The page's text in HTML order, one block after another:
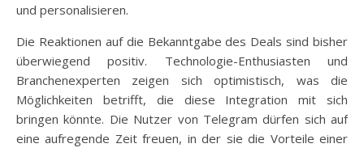
und personalisieren.
Die Reaktionen auf die Bekanntgabe des Deals sind bisher
überwiegend positiv. Technologie-Enthusiasten und
Branchenexperten zeigen sich optimistisch, was die
Möglichkeiten betrifft, die diese Integration mit sich
bringen könnte. Die Nutzer von Telegram dürfen sich auf
eine aufregende Zeit freuen, in der sie die Vorteile einer